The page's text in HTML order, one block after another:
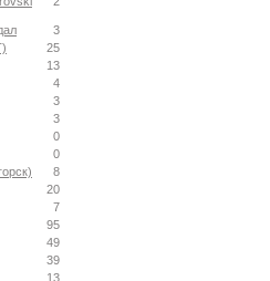
3
25
13
4
3
3
0
0
8
20
7
95
49
39
13